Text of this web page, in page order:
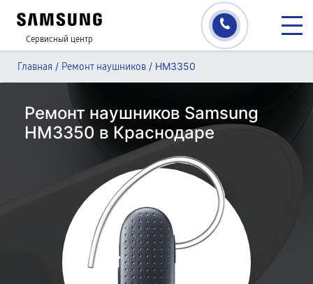
Сервисный центр
Главная / Ремонт наушников / HM3350
Ремонт наушников Samsung
HM3350 в Краснодаре